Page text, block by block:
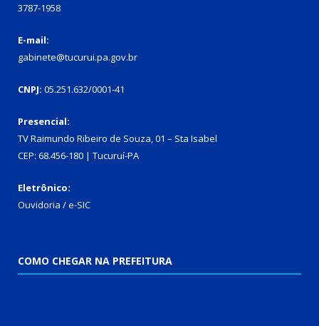
3787-1958
E-mail:
gabinete@tucurui.pa.gov.br
CNPJ: 05.251.632/0001-41
Presencial:
TV Raimundo Ribeiro de Souza, 01 – Sta Isabel
CEP: 68.456-180 | Tucuruí-PA
Eletrônico:
Ouvidoria /e-SIC
COMO CHEGAR NA PREFEITURA